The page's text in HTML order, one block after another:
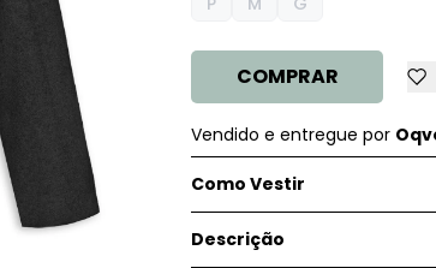
COMPRAR
Vendido e entregue por
Como Vestir
Descrição